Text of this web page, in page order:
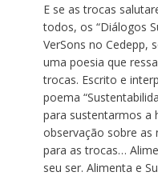
E se as trocas
todos, os “Diálogos
VerSons no Cedepp,
uma poesia que
trocas. Escrito e
poema
para sustentarmos a
observação sobre as
para as trocas…
seu ser. Alimenta e